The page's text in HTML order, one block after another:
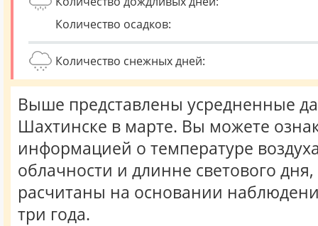
Количество осадков:
Количество снежных дней:
Выше представлены усредненные
Шахтинске в марте. Вы можете
информацией о температуре
облачности и длинне светового
расчитаны на основании
три года.